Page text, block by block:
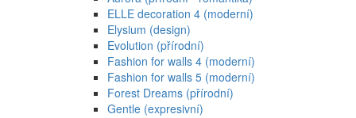
ELLE decoration 4 (moderní)
Elysium (design)
Evolution (přírodní)
Fashion for walls 4 (moderní)
Fashion for walls 5 (moderní)
Forest Dreams (přírodní)
Gentle (expresivní)